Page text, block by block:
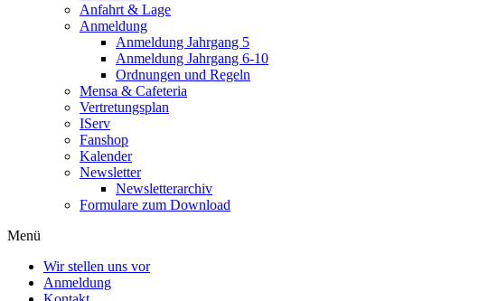
Anfahrt & Lage
Anmeldung
Anmeldung Jahrgang 5
Anmeldung Jahrgang 6-10
Ordnungen und Regeln
Mensa & Cafeteria
Vertretungsplan
IServ
Fanshop
Kalender
Newsletter
Newsletterarchiv
Formulare zum Download
Menü
Wir stellen uns vor
Anmeldung